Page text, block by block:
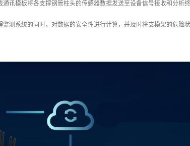
讯模板将各支撑钢管柱头的传感器数据发送至设备信号接收和分析
测系统的同时，对数据的安全性进行计算，并及时将支模架的危险